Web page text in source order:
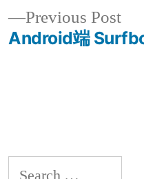
Previous Post
Android端
Search